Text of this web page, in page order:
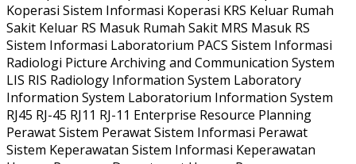
Koperasi Sistem Informasi Koperasi KRS Keluar Rumah
Sakit Keluar RS Masuk Rumah Sakit MRS Masuk RS
Sistem Informasi Laboratorium PACS Sistem Informasi
Radiologi Picture Archiving and Communication System
LIS RIS Radiology Information System Laboratory
Information System Laboratorium Information System
RJ45 RJ-45 RJ11 RJ-11 Enterprise Resource Planning
Perawat Sistem Perawat Sistem Informasi Perawat
Sistem Keperawatan Sistem Informasi Keperawatan